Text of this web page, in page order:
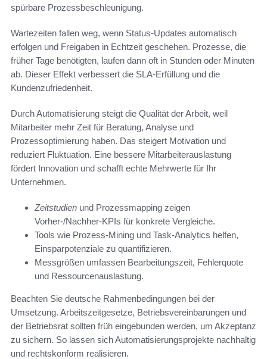
spürbare Prozessbeschleunigung.
Wartezeiten fallen weg, wenn Status-Updates automatisch
erfolgen und Freigaben in Echtzeit geschehen. Prozesse, die
früher Tage benötigten, laufen dann oft in Stunden oder Minuten
ab. Dieser Effekt verbessert die SLA-Erfüllung und die
Kundenzufriedenheit.
Durch Automatisierung steigt die Qualität der Arbeit, weil
Mitarbeiter mehr Zeit für Beratung, Analyse und
Prozessoptimierung haben. Das steigert Motivation und
reduziert Fluktuation. Eine bessere Mitarbeiterauslastung
fördert Innovation und schafft echte Mehrwerte für Ihr
Unternehmen.
Zeitstudien und Prozessmapping zeigen
Vorher-/Nachher-KPIs für konkrete Vergleiche.
Tools wie Prozess-Mining und Task-Analytics helfen,
Einsparpotenziale zu quantifizieren.
Messgrößen umfassen Bearbeitungszeit, Fehlerquote
und Ressourcenauslastung.
Beachten Sie deutsche Rahmenbedingungen bei der
Umsetzung. Arbeitszeitgesetze, Betriebsvereinbarungen und
der Betriebsrat sollten früh eingebunden werden, um Akzeptanz
zu sichern. So lassen sich Automatisierungsprojekte nachhaltig
und rechtskonform realisieren.